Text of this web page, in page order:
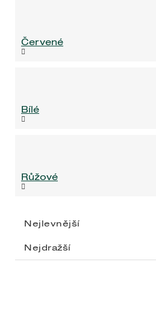
Červené
Bílé
Růžové
Nejlevnější
Nejdražší